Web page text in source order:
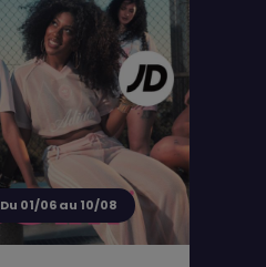
Du 01/06 au 10/08